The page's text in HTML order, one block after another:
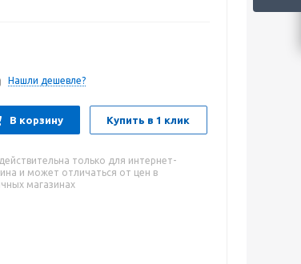
Нашли дешевле?
В корзину Купить в 1 клик
только для интернет-
и может отличаться от цен в
магазинах